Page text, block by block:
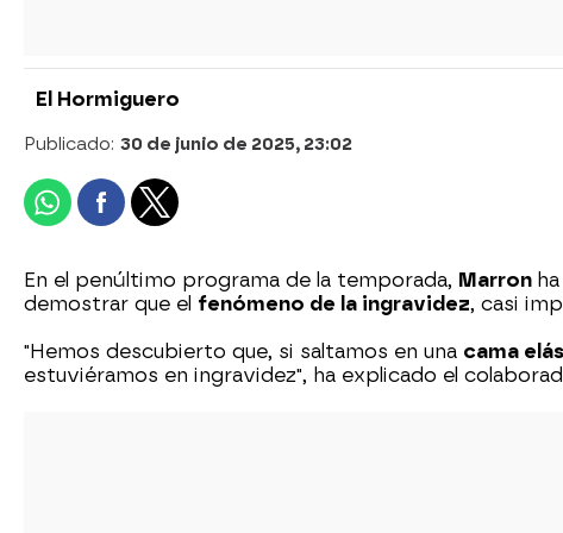
El Hormiguero
Publicado: 30 de junio de 2025, 23:02
En el penúltimo programa de la temporada, Marron
demostrar que el fenómeno de la ingravidez, casi
"Hemos descubierto que, si saltamos en una cama
estuviéramos en ingravidez", ha explicado el